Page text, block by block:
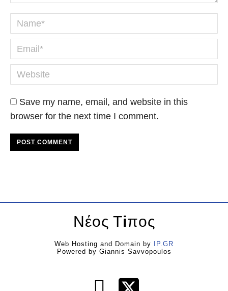
Name *
Email *
Website
Save my name, email, and website in this
browser for the next time I comment.
POST COMMENT
Νέος Τiπος
Web Hosting and Domain by
IP.GR
Powered by Giannis Savvopoulos